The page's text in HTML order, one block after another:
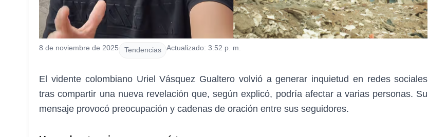
8 de noviembre de 2025 Tendencias Actualizado: 3:52 p. m.
El vidente colombiano Uriel Vásquez Gualtero volvió a generar inquietud en redes sociales
tras compartir una nueva revelación que, según explicó, podría afectar a varias personas. Su
mensaje provocó preocupación y cadenas de oración entre sus seguidores.